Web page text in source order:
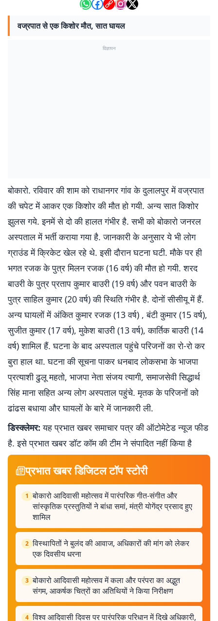
वज्रपात से एक किशोर मौत, सात घायल
विज्ञापन
बोकारो. रविवार की शाम को राधानगर गांव के दुलालपुर में वज्रपात
की चपेट में आकर एक किशोर की मौत हो गयी. अन्य सात किशोर
झुलस गये. इनमें से दो की हालत गंभीर है. सभी को बोकारो जनरल
अस्पताल में भर्ती कराया गया है. जानकारी के अनुसार ये भी लोग
ग्राउंड में क्रिकेट खेल रहे थे. इसी दौरान घटना घटी. मौके पर ही
भगत रजक के पुत्र मिलन रजक (16 वर्ष) की मौत हो गयी. शरद
बाउरी के पुत्र प्रताप कुमार बाउरी (19 वर्ष) और पवन बाउरी के
पुत्र साहिल कुमार (20 वर्ष) की स्थिति गंभीर है. दोनों सीसीयू में हैं.
अन्य घायलों में अंकित कुमार रजक (13 वर्ष) , बंटी कुमार (15 वर्ष),
सुजीत कुमार (17 वर्ष), मुकेश बाउरी (13 वर्ष), कार्तिक बाउरी (14
वर्ष) शामिल हैं. घटना के बाद अस्पताल पहुंचे परिजनों का रो-रो कर
बुरा हाल था. घटना की सूचना पाकर धनबाद लोकसभा के भाजपा
प्रत्याशी ढुलू महतो, भाजपा नेता संजय त्यागी, समाजसेवी सिद्धार्थ
सिंह माना सहित अन्य लोग अस्पताल पहुंचे. मृतक के परिजनों को
ढांढस बधाया और घायलों के बारे में जानकारी ली.
डिस्क्लेमर: यह प्रभात खबर समाचार पत्र की ऑटोमेटेड न्यूज फीड
है. इसे प्रभात खबर डॉट कॉम की टीम ने संपादित नहीं किया है
प्रभात खबर डिजिटल टॉप स्टोरी
1 बोकारो आदिवासी महोत्सव में पारंपरिक गीत-संगीत और
सांस्कृतिक प्रस्तुतियों ने बांधा समां, मंत्री योगेंद्र प्रसाद हुए
शामिल
2 विस्थापितों ने बुलंद की आवाज, अधिकारों की मांग को लेकर
एक दिवसीय धरना
3 बोकारो आदिवासी महोत्सव में कला और परंपरा का अद्भुत
संगम, आकर्षक चित्रों का अतिथियों ने किया निरीक्षण
4 विश्व आदिवासी दिवस पर पारंपरिक परिधान में दिखे अधिकारी,